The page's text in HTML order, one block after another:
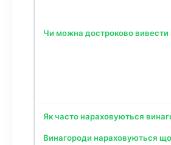
Чи можна достроково вивести
Як часто нараховуються
Винагороди нараховуються